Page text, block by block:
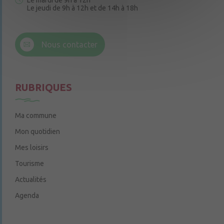
Le jeudi de 9h à 12h et de 14h à 18h
Nous contacter
RUBRIQUES
Ma commune
Mon quotidien
Mes loisirs
Tourisme
Actualités
Agenda